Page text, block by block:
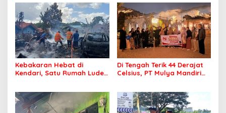
Kebakaran Hebat di
Kendari, Satu Rumah Ludes
Di Tengah Terik 44 Derajat
Celsius, PT Mulya Mandiri
Nyaman Beribadah